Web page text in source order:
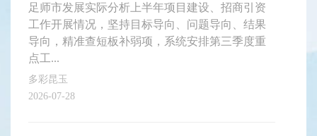
足师市发展实际分析上半年项目建设、招商引资
工作开展情况，坚持目标导向、问题导向、结果
导向，精准查短板补弱项，系统安排第三季度重
点工...
多彩昆玉
2026-07-28